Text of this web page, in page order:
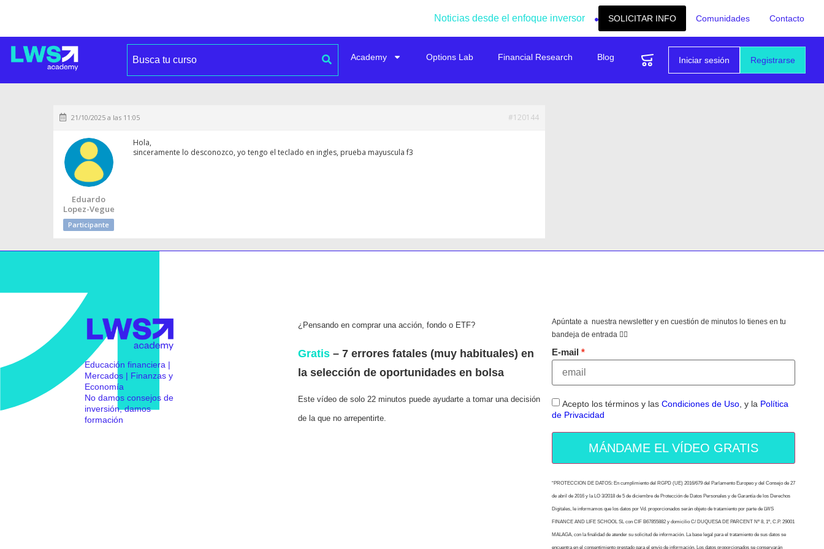
Noticias desde el enfoque inversor SOLICITAR INFO Comunidades Contacto
Registrarse
Iniciar sesión
Academy Options Lab Financial Research Blog
21/10/2025 a las 11:05 #120144
Eduardo
Lopez-Vegue
Participante
Hola,
sinceramente lo desconozco, yo tengo el teclado en ingles, prueba mayuscula f3
Educación financiera |
Mercados | Finanzas y
Economía
No damos consejos de
inversión, damos
formación
¿Pensando en comprar una acción, fondo o ETF?
Gratis– 7 errores fatales (muy habituales) en
la selección de oportunidades en bolsa
Este vídeo de solo 22 minutos puede ayudarte a tomar una decisión
de la que no arrepentirte.
Apúntate a nuestra newsletter y en cuestión de minutos lo tienes en tu
bandeja de entrada 👇🏻
E-mail
Acepto los términos y las Condiciones de Uso, y la Política
de Privacidad
MÁNDAME EL VÍDEO GRATIS
“PROTECCION DE DATOS: En cumplimiento del RGPD (UE) 2016/679 del Parlamento Europeo y del Consejo de 27
de abril de 2016 y la LO 3/2018 de 5 de diciembre de Protección de Datos Personales y de Garantía de los Derechos
Digitales, le informamos que los datos por Vd. proporcionados serán objeto de tratamiento por parte de LWS
FINANCE AND LIFE SCHOOL SL con CIF B67855882 y domicilio C/ DUQUESA DE PARCENT Nº 8, 1º, C.P. 29001
MALAGA, con la finalidad de atender su solicitud de información. La base legal para el tratamiento de sus datos se
encuentra en el consentimiento prestado para el envío de información. Los datos proporcionados se conservarán